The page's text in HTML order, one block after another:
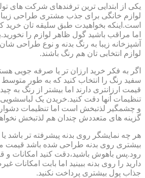
یکی از ابتدایی ترین ترفندهای شرکت های
لوازم خانگی برای جذب مشتری طراحی
است.اینکه بخواهیدت طبق سلیقه تان خرید
اما مراقب باشید گول ظاهر لوازم را
آشپزخانه زیبا به رنگ بدنه و نوع طراحی
لوازم انتخابی تان هم رنگ باشند.
اگر به فکر خرید ارزان تر یا صرفه جویی
قیمت ارزانتری دارند اما بیشتر از رنگ به
تنظیمات آنها دقت کنید.خریدن یک
و چشمگیر لذتبخش است اما تنظیمات
گزینه های متعددش چندان هم لذتبخش
هر چه نمایشگر روی بدنه پیشرفته تر باشد
بیشتری روی بدنه طراحی شده باشد قیمت
رود.پس باهوش باشید،دقت کنید امکانات و
دارید را روی بدنه ببینید اما بابت امکانات
جذاب پول بیشتری پرداخت نکنید.